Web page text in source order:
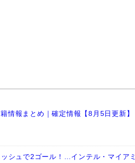
情報まとめ｜確定情報【8月5日更新】
シュで2ゴール！…インテル・マイアミ